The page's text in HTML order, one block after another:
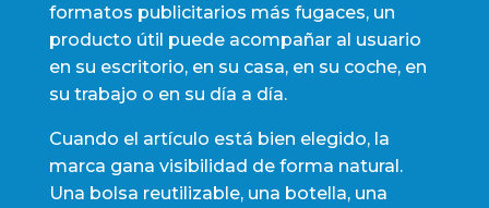
formatos publicitarios más fugaces, un
producto útil puede acompañar al usuario
en su escritorio, en su casa, en su coche, en
su trabajo o en su día a día.
Cuando el artículo está bien elegido, la
marca gana visibilidad de forma natural.
Una bolsa reutilizable, una botella, una